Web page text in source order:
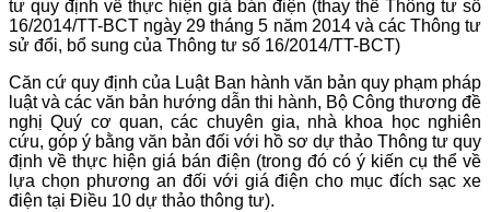
tư quy định về thực hiện giá bán điện (thay thế Thông tư số
16/2014/TT-BCT ngày 29 tháng 5 năm 2014 và các Thông tư
sử đổi, bổ sung của Thông tư số 16/2014/TT-BCT)
Căn cứ quy định của Luật Ban hành văn bản quy phạm pháp
luật và các văn bản hướng dẫn thi hành, Bộ Công thương đề
nghị Quý cơ quan, các chuyên gia, nhà khoa học nghiên
cứu, góp ý bằng văn bản đối với hồ sơ dự thảo Thông tư quy
định về thực hiện giá bán điện (trong đó có ý kiến cụ thể về
lựa chọn phương an đối với giá điện cho mục đích sạc xe
điện tại Điều 10 dự thảo thông tư).